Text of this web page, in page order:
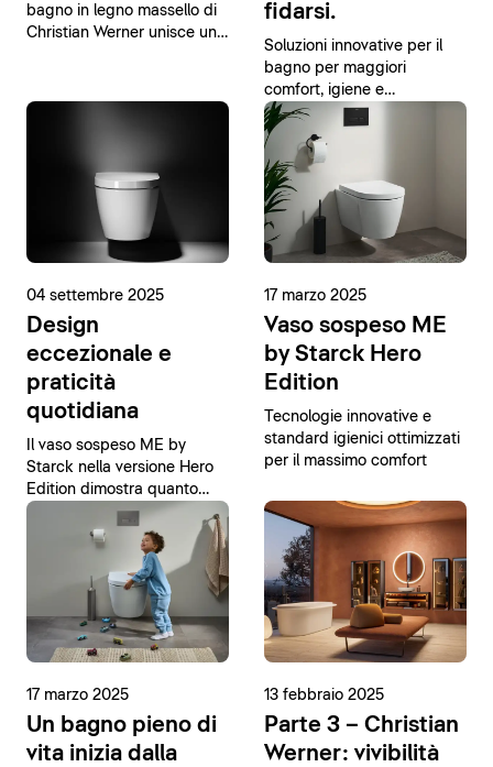
bagno in legno massello di
Christian Werner unisce un
fidarsi.
Soluzioni innovative per il
bagno per maggiori
comfort, igiene e
sostenibilità
04 settembre 2025
Design
eccezionale e
praticità
quotidiana
Il vaso sospeso ME by
Starck nella versione Hero
Edition dimostra quanto
possa essere semplice
raggiungere la perfezione.
17 marzo 2025
Vaso sospeso ME
by Starck Hero
Edition
Tecnologie innovative e
standard igienici ottimizzati
per il massimo comfort
17 marzo 2025
Un bagno pieno di
vita inizia dalla
13 febbraio 2025
Parte 3 – Christian
Werner: vivibilità